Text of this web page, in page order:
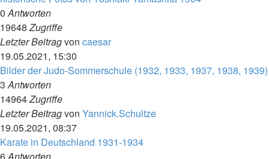
0Antworten
19648Zugriffe
Letzter Beitragvon caesar
19.05.2021, 15:30
Bilder der Judo-Sommerschule (1932, 1933, 1937, 1938, 1939)
3Antworten
14964Zugriffe
Letzter Beitragvon Yannick.Schultze
19.05.2021, 08:37
Karate in Deutschland 1931-1934